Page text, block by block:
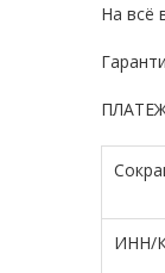
На всё
ИНН/